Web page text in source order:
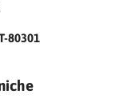
80301